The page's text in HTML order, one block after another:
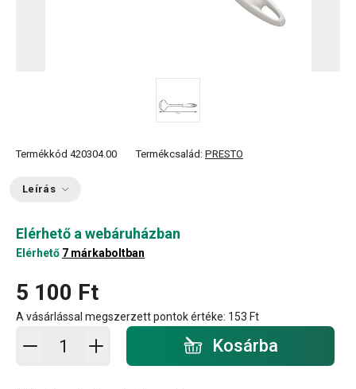
Termékkód 420304.00 Termékcsalád: PRESTO
Leírás
Elérhető a webáruházban
Elérhető 7 márkaboltban
5 100 Ft
A vásárlással megszerzett pontok értéke: 153 Ft
Kosárba - mennyiség Kosárba